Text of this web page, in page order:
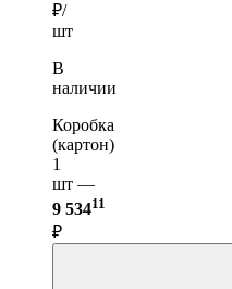
₽/
шт
В
наличии
Коробка
(картон)
1
шт —
9 53411
₽